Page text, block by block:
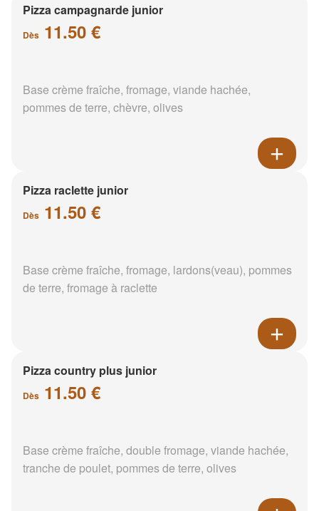
Pizza campagnarde junior
Dès 11.50 €
Base crème fraîche, fromage, viande hachée,
pommes de terre, chèvre, olives
Pizza raclette junior
Dès 11.50 €
Base crème fraîche, fromage, lardons(veau), pommes
de terre, fromage à raclette
Pizza country plus junior
Dès 11.50 €
Base crème fraîche, double fromage, viande hachée,
tranche de poulet, pommes de terre, olives